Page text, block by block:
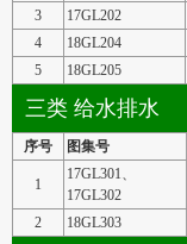
3
17GL202
4
18GL204
5
18GL205
三类 给水排水
序号 图集号
1
17GL301、
17GL302
2 18GL303